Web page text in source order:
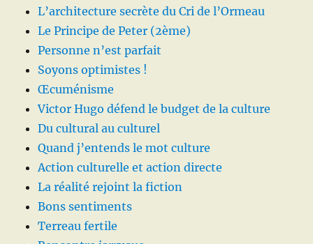
L’architecture secrète du Cri de l’Ormeau
Le Principe de Peter (2ème)
Personne n’est parfait
Soyons optimistes !
Œcuménisme
Victor Hugo défend le budget de la culture
Du cultural au culturel
Quand j’entends le mot culture
Action culturelle et action directe
La réalité rejoint la fiction
Bons sentiments
Terreau fertile